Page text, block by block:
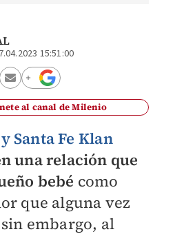
15:51:00
al canal de Milenio
Santa Fe Klan
una relación que
bebé como
que alguna vez
embargo, al